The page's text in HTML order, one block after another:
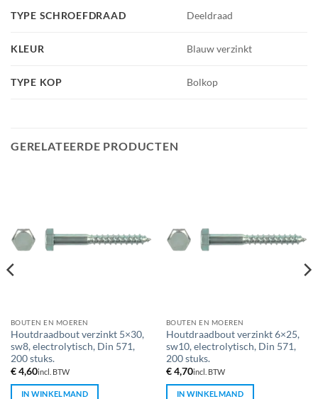
TYPE SCHROEFDRAAD Deeldraad
KLEUR Blauw verzinkt
TYPE KOP Bolkop
GERELATEERDE PRODUCTEN
BOUTEN EN MOEREN
Houtdraadbout verzinkt 5×30,
sw8, electrolytisch, Din 571,
200 stuks.
€4,60incl. BTW
IN WINKELMAND
BOUTEN EN MOEREN
Houtdraadbout verzinkt 6×25,
sw10, electrolytisch, Din 571,
200 stuks.
€4,70incl. BTW
IN WINKELMAND